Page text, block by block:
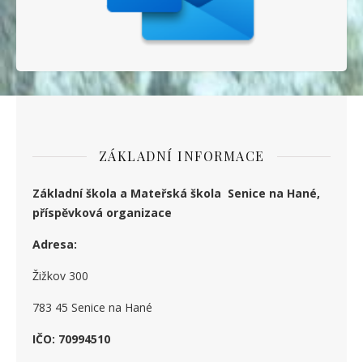
ZÁKLADNÍ INFORMACE
Základní škola a Mateřská škola Senice na Hané,
příspěvková organizace
Adresa:
Žižkov 300
783 45 Senice na Hané
IČO: 70994510